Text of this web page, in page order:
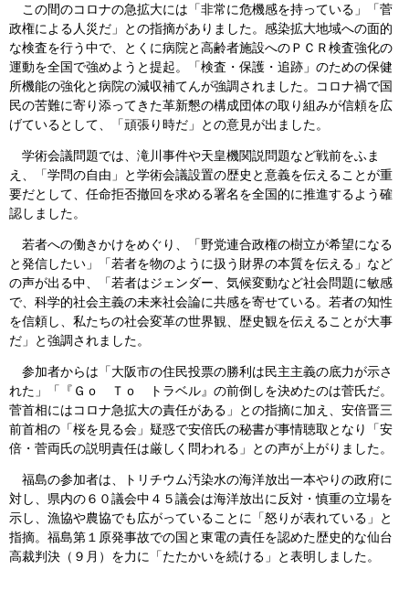
この間のコロナの急拡大には「非常に危機感を持っている」「菅
政権による人災だ」との指摘がありました。感染拡大地域への面的
な検査を行う中で、とくに病院と高齢者施設へのＰＣＲ検査強化の
運動を全国で強めようと提起。「検査・保護・追跡」のための保健
所機能の強化と病院の減収補てんが強調されました。コロナ禍で国
民の苦難に寄り添ってきた革新懇の構成団体の取り組みが信頼を広
げているとして、「頑張り時だ」との意見が出ました。
学術会議問題では、滝川事件や天皇機関説問題など戦前をふま
え、「学問の自由」と学術会議設置の歴史と意義を伝えることが重
要だとして、任命拒否撤回を求める署名を全国的に推進するよう確
認しました。
若者への働きかけをめぐり、「野党連合政権の樹立が希望になる
と発信したい」「若者を物のように扱う財界の本質を伝える」など
の声が出る中、「若者はジェンダー、気候変動など社会問題に敏感
で、科学的社会主義の未来社会論に共感を寄せている。若者の知性
を信頼し、私たちの社会変革の世界観、歴史観を伝えることが大事
だ」と強調されました。
参加者からは「大阪市の住民投票の勝利は民主主義の底力が示さ
れた」「『Ｇｏ Ｔｏ トラベル』の前倒しを決めたのは菅氏だ。
菅首相にはコロナ急拡大の責任がある」との指摘に加え、安倍晋三
前首相の「桜を見る会」疑惑で安倍氏の秘書が事情聴取となり「安
倍・菅両氏の説明責任は厳しく問われる」との声が上がりました。
福島の参加者は、トリチウム汚染水の海洋放出一本やりの政府に
対し、県内の６０議会中４５議会は海洋放出に反対・慎重の立場を
示し、漁協や農協でも広がっていることに「怒りが表れている」と
指摘。福島第１原発事故での国と東電の責任を認めた歴史的な仙台
高裁判決（９月）を力に「たたかいを続ける」と表明しました。